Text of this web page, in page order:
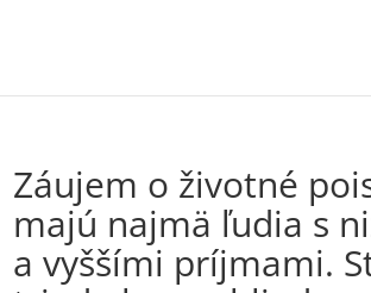
Záujem o životné
majú najmä ľudia s
a vyššími príjmami.